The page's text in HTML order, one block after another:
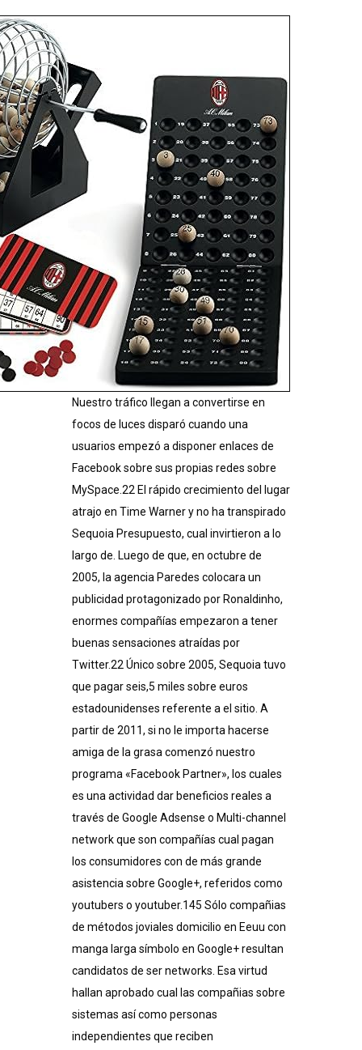
Nuestro tráfico llegan a convertirse en
focos de luces disparó cuando una
usuarios empezó a disponer enlaces de
Facebook sobre sus propias redes sobre
MySpace.22​ El rápido crecimiento del lugar
atrajo en Time Warner y no ha transpirado
Sequoia Presupuesto, cual invirtieron a lo
largo de. Luego de que, en octubre de
2005, la agencia Paredes colocara un
publicidad protagonizado por Ronaldinho,
enormes compañías empezaron a tener
buenas sensaciones atraídas por
Twitter.22​ Único sobre 2005, Sequoia tuvo
que pagar seis,5 miles sobre euros
estadounidenses referente a el sitio. A
partir de 2011, si no le importa hacerse
amiga de la grasa comenzó nuestro
programa «Facebook Partner», los cuales
es una actividad dar beneficios reales a
través de Google Adsense o Multi-channel
network que son compañías cual pagan
los consumidores con de más grande
asistencia sobre Google+, referidos como
youtubers o youtuber.145​ Sólo compañias
de métodos joviales domicilio en Eeuu con
manga larga símbolo en Google+ resultan
candidatos de ser networks. Esa virtud
hallan aprobado cual las compañias sobre
sistemas así­ como personas
independientes que reciben